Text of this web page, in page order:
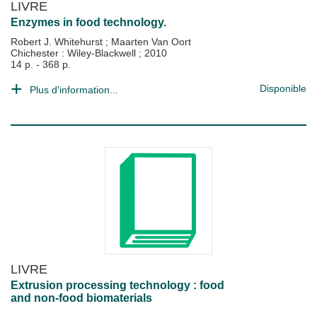
LIVRE
Enzymes in food technology.
Robert J. Whitehurst ; Maarten Van Oort
Chichester : Wiley-Blackwell ; 2010
14 p. - 368 p.
Plus d'information... Disponible
LIVRE
Extrusion processing technology : food
and non-food biomaterials